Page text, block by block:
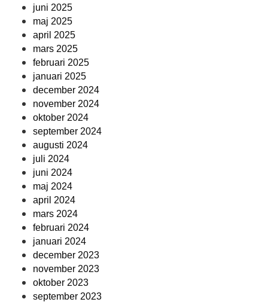
juni 2025
maj 2025
april 2025
mars 2025
februari 2025
januari 2025
december 2024
november 2024
oktober 2024
september 2024
augusti 2024
juli 2024
juni 2024
maj 2024
april 2024
mars 2024
februari 2024
januari 2024
december 2023
november 2023
oktober 2023
september 2023